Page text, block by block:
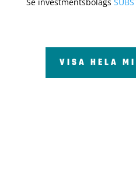
Se investmentsbolags
VISA HELA